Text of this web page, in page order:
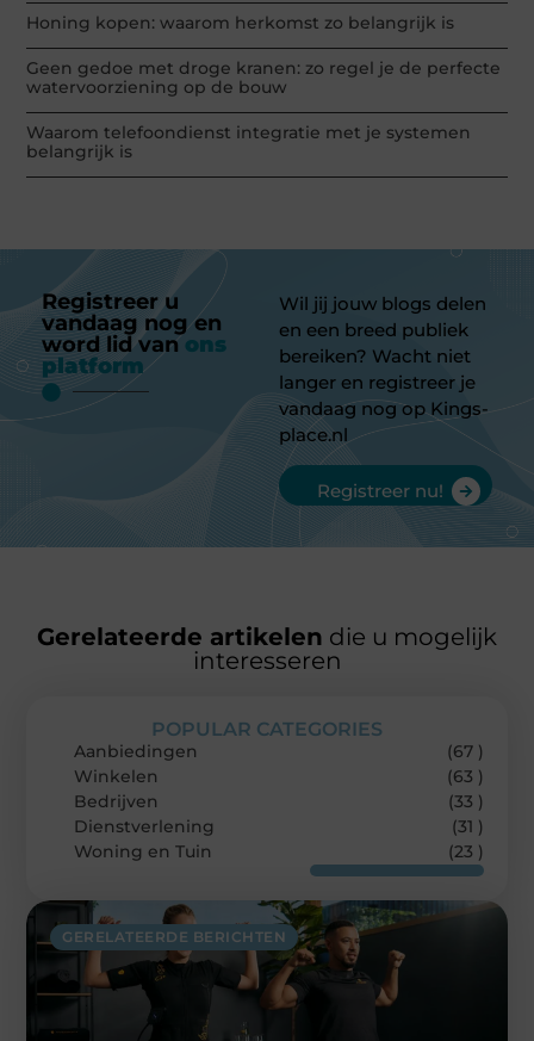
Honing kopen: waarom herkomst zo belangrijk is
Geen gedoe met droge kranen: zo regel je de perfecte
watervoorziening op de bouw
Waarom telefoondienst integratie met je systemen
belangrijk is
Registreer u
vandaag nog en
word lid van ons
platform
Wil jij jouw blogs delen
en een breed publiek
bereiken? Wacht niet
langer en registreer je
vandaag nog op Kings-
place.nl
Registreer nu!
Gerelateerde artikelen die u mogelijk
interesseren
GERELATEERDE BERICHTEN
POPULAR CATEGORIES
Aanbiedingen
(67 )
Winkelen
(63 )
Bedrijven
(33 )
Dienstverlening
(31 )
Woning en Tuin
(23 )